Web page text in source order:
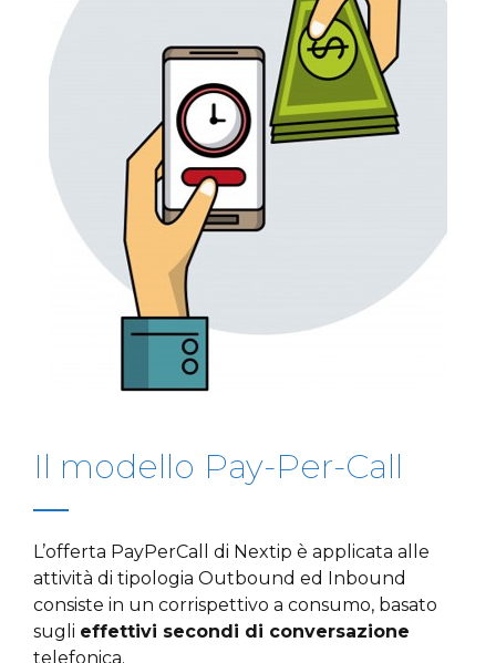
Il modello Pay-Per-Call
L’offerta PayPerCall di Nextip è applicata alle
attività di tipologia Outbound ed Inbound
consiste in un corrispettivo a consumo, basato
sugli effettivi secondi di conversazione
telefonica.